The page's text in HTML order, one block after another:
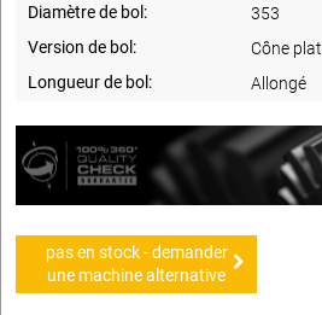
Diamètre de bol:
353
Version de bol:
Cône plat
Longueur de bol:
Allongé
pas en stock - demander
une machine alternative